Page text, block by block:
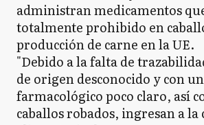
administran medicamentos
totalmente prohibido en
producción de carne en la UE.
"Debido a la falta de
de origen desconocido y con
farmacológico poco claro, así
caballos robados, ingresan a la